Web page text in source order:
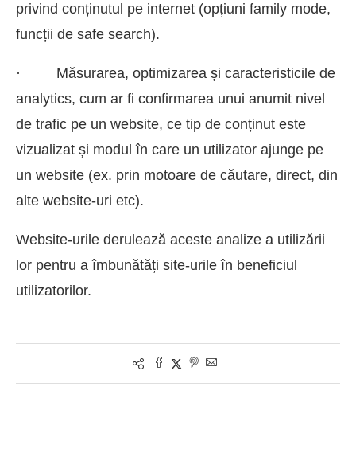
privind conținutul pe internet (opțiuni family mode,
funcții de safe search).
· Măsurarea, optimizarea și caracteristicile de
analytics, cum ar fi confirmarea unui anumit nivel
de trafic pe un website, ce tip de conținut este
vizualizat și modul în care un utilizator ajunge pe
un website (ex. prin motoare de căutare, direct, din
alte website-uri etc).
Website-urile derulează aceste analize a utilizării
lor pentru a îmbunătăți site-urile în beneficiul
utilizatorilor.